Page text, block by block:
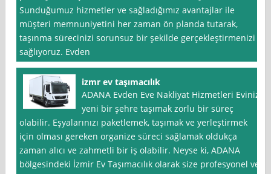
Sunduğumuz hizmetler ve sağladığımız avantajlar ile
müşteri memnuniyetini her zaman ön planda tutarak,
taşınma sürecinizi sorunsuz bir şekilde gerçekleştirmenizi
sağlıyoruz. Evden
izmr ev taşımacılık
ADANA Evden Eve Nakliyat Hizmetleri Evinizi
yeni bir şehre taşımak zorlu bir süreç
olabilir. Eşyalarınızı paketlemek, taşımak ve yerleştirmek
için olması gereken organize süreci sağlamak oldukça
zaman alıcı ve zahmetli bir iş olabilir. Neyse ki, ADANA
bölgesindeki İzmir Ev Taşımacılık olarak size profesyonel ve